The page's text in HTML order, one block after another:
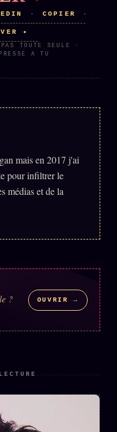
· COPIER ·
✦
TOUTE SEULE ·
A TU
mais en 2017 j'ai
pour infiltrer le
médias et de la
?
OUVRIR →